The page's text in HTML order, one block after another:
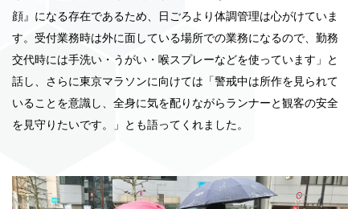
顔』になる存在であるため、日ごろより体調管理は心がけていま
す。受付業務時は外に面している場所での業務になるので、勤務
交代時には手洗い・うがい・喉スプレーなどを使っています」と
話し、さらに東京マラソンに向けては「警戒中は所作を見られて
いることを意識し、全身に気を配りながらランナーと観客の安全
を見守りたいです。」とも語ってくれました。